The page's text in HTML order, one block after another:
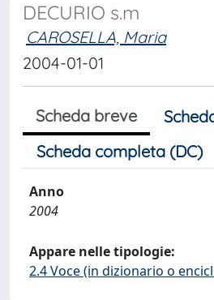
DECURIO s.m
CAROSELLA, Maria
2004-01-01
Scheda breve
Scheda completa (DC)
Anno
2004
Appare nelle tipologie:
2.4 Voce (in dizionario o